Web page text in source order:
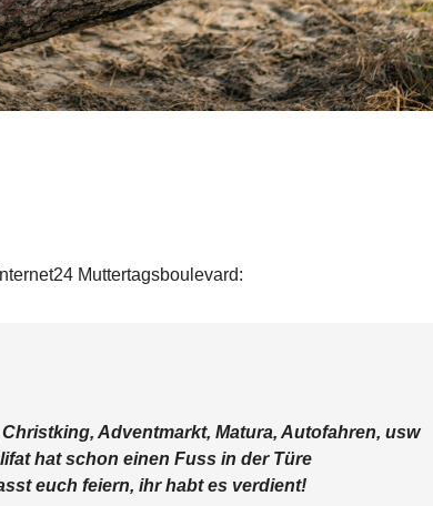
Muttertagsboulevard:
Adventmarkt, Matura, Autofahren, usw
hat schon einen Fuss in der Türe
euch feiern, ihr habt es verdient!